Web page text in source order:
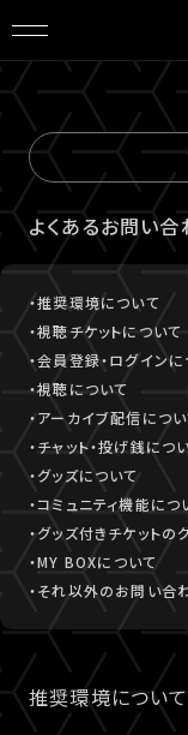
会員登録
よくあるお問い合
・推奨環境について
・視聴チケットについて
・会員登録・ログイン
・視聴について
・アーカイブ配信につ
・チャット・投げ銭につ
・グッズについて
・コミュニティ機能につ
・グッズ付きチケットの
・MY BOXについて
・それ以外のお問い合
推奨環境について